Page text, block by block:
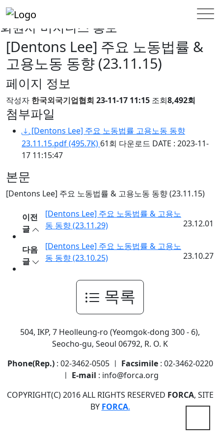
회원사 비지니스 홍보
회원사 비지니스 홍보
[Dentons Lee] 주요 노동법률 &
고용노동 동향 (23.11.15)
페이지 정보
작성자 한국외국기업협회 23-11-17 11:15 조회8,492회
첨부파일
[Dentons Lee] 주요 노동법률 고용노동 동향
23.11.15.pdf(495.7K) 61회 다운로드 DATE : 2023-11-
17 11:15:47
본문
[Dentons Lee] 주요 노동법률 & 고용노동 동향 (23.11.15)
이전
글
[Dentons Lee] 주요 노동법률 & 고용노
동 동향 (23.11.29)
23.12.01
다음
글
[Dentons Lee] 주요 노동법률 & 고용노
동 동향 (23.10.25)
23.10.27
목록
504, IKP, 7 Heolleung-ro (Yeomgok-dong 300 - 6),
Seocho-gu, Seoul 06792, R. O. K
Phone(Rep.): 02-3462-0505 ㅣ Facsimile: 02-3462-0220
ㅣ E-mail : info@forca.org
COPYRIGHT(C) 2016 ALL RIGHTS RESERVED FORCA, SITE
BY FORCA.